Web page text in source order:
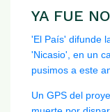
YA FUE
'El País' difunde
'Nicasio', en un
pusimos a este
Un GPS del